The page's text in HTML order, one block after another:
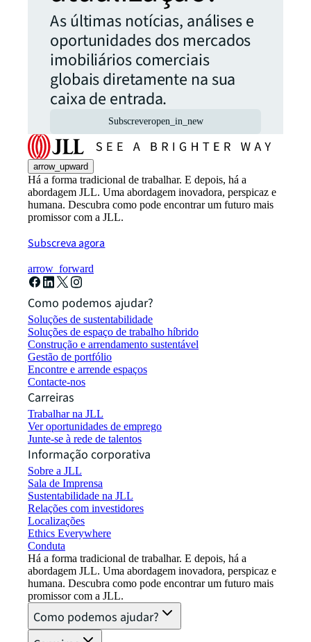
As últimas notícias, análises e
oportunidades dos mercados
imobiliários comerciais
globais diretamente na sua
caixa de entrada.
Subscreveropen_in_new
arrow_upward
Há a forma tradicional de trabalhar. E depois, há a
abordagem JLL. Uma abordagem inovadora, perspicaz e
humana. Descubra como pode encontrar um futuro mais
promissor com a JLL.
Subscreva agora
arrow_forward
Como podemos ajudar?
Soluções de sustentabilidade
Soluções de espaço de trabalho híbrido
Construção e arrendamento sustentável
Gestão de portfólio
Encontre e arrende espaços
Contacte-nos
Carreiras
Trabalhar na JLL
Ver oportunidades de emprego
Junte-se à rede de talentos
Informação corporativa
Sobre a JLL
Sala de Imprensa
Sustentabilidade na JLL
Relações com investidores
Localizações
Ethics Everywhere
Conduta
Há a forma tradicional de trabalhar. E depois, há a
abordagem JLL. Uma abordagem inovadora, perspicaz e
humana. Descubra como pode encontrar um futuro mais
promissor com a JLL.
Como podemos ajudar?